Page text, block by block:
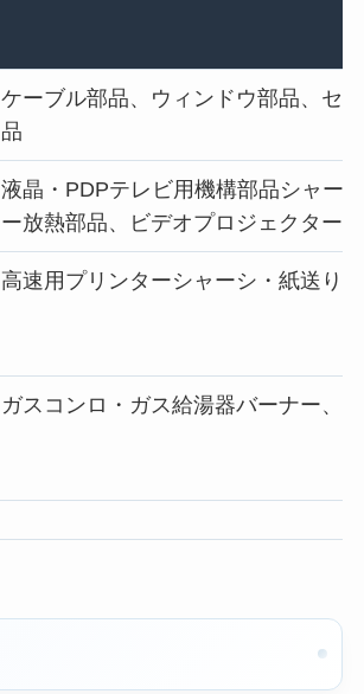
ケーブル部品、ウィンドウ部品、セ
品
液晶・PDPテレビ用機構部品シャー
ー放熱部品、ビデオプロジェクター
高速用プリンターシャーシ・紙送り
ガスコンロ・ガス給湯器バーナー、